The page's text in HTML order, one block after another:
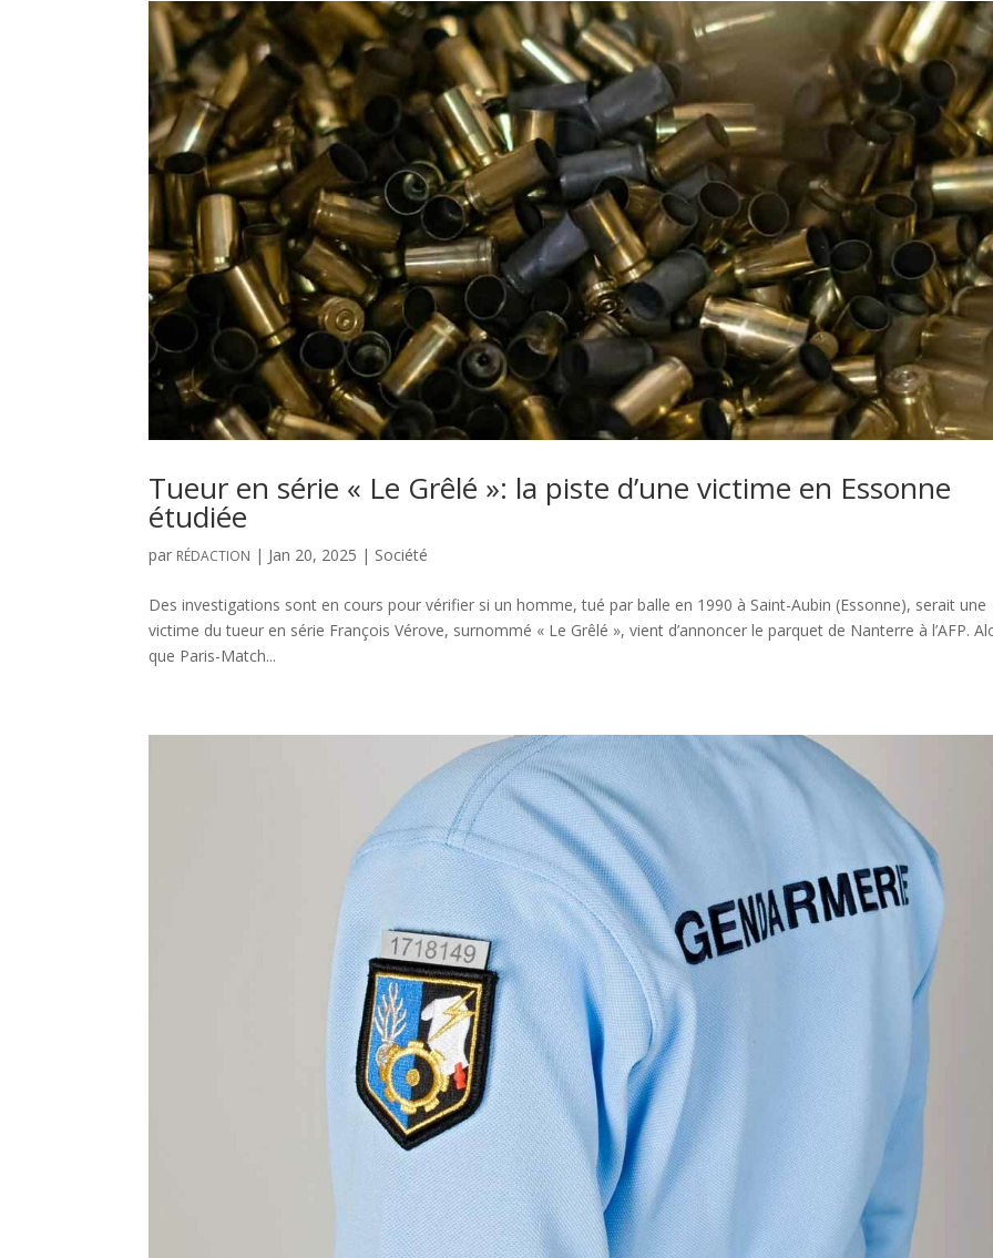
Tueur en série « Le Grêlé »: la piste d’une victime en Essonne
étudiée
par RÉDACTION | Jan 20, 2025 | Société
Des investigations sont en cours pour vérifier si un homme, tué par balle en 1990 à Saint-Aubin (Essonne), serait une
victime du tueur en série François Vérove, surnommé « Le Grêlé », vient d’annoncer le parquet de Nanterre à l’AFP.
que Paris-Match...